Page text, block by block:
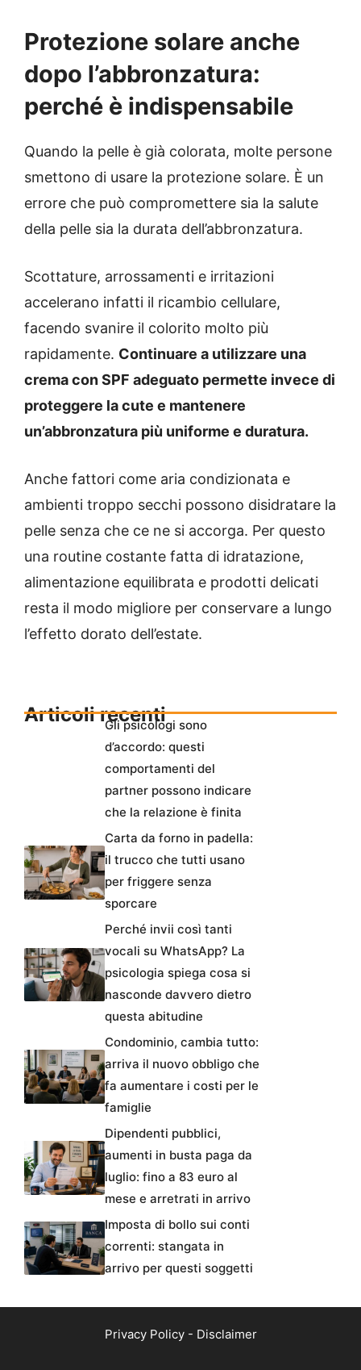
Protezione solare anche
dopo l’abbronzatura:
perché è indispensabile
Quando la pelle è già colorata, molte persone
smettono di usare la protezione solare. È un
errore che può compromettere sia la salute
della pelle sia la durata dell’abbronzatura.
Scottature, arrossamenti e irritazioni
accelerano infatti il ricambio cellulare,
facendo svanire il colorito molto più
rapidamente. Continuare a utilizzare una
crema con SPF adeguato permette invece di
proteggere la cute e mantenere
un’abbronzatura più uniforme e duratura.
Anche fattori come aria condizionata e
ambienti troppo secchi possono disidratare la
pelle senza che ce ne si accorga. Per questo
una routine costante fatta di idratazione,
alimentazione equilibrata e prodotti delicati
resta il modo migliore per conservare a lungo
l’effetto dorato dell’estate.
Articoli recenti
Gli psicologi sono
d’accordo: questi
comportamenti del
partner possono indicare
che la relazione è finita
Carta da forno in padella:
il trucco che tutti usano
per friggere senza
sporcare
Perché invii così tanti
vocali su WhatsApp? La
psicologia spiega cosa si
nasconde davvero dietro
questa abitudine
Condominio, cambia tutto:
arriva il nuovo obbligo che
fa aumentare i costi per le
famiglie
Dipendenti pubblici,
aumenti in busta paga da
luglio: fino a 83 euro al
mese e arretrati in arrivo
Imposta di bollo sui conti
correnti: stangata in
arrivo per questi soggetti
Privacy Policy- Disclaimer